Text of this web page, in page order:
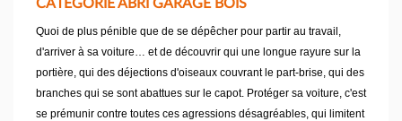
CATÉGORIE ABRI GARAGE BOIS
Quoi de plus pénible que de se dépêcher pour partir au travail,
d'arriver à sa voiture… et de découvrir qui une longue rayure sur la
portière, qui des déjections d'oiseaux couvrant le part-brise, qui des
branches qui se sont abattues sur le capot. Protéger sa voiture, c'est
se prémunir contre toutes ces agressions désagréables, qui limitent